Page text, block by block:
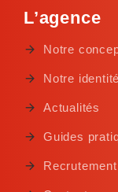
L’agence
Notre
Notre identité
Actualités
Guides
Recrutement